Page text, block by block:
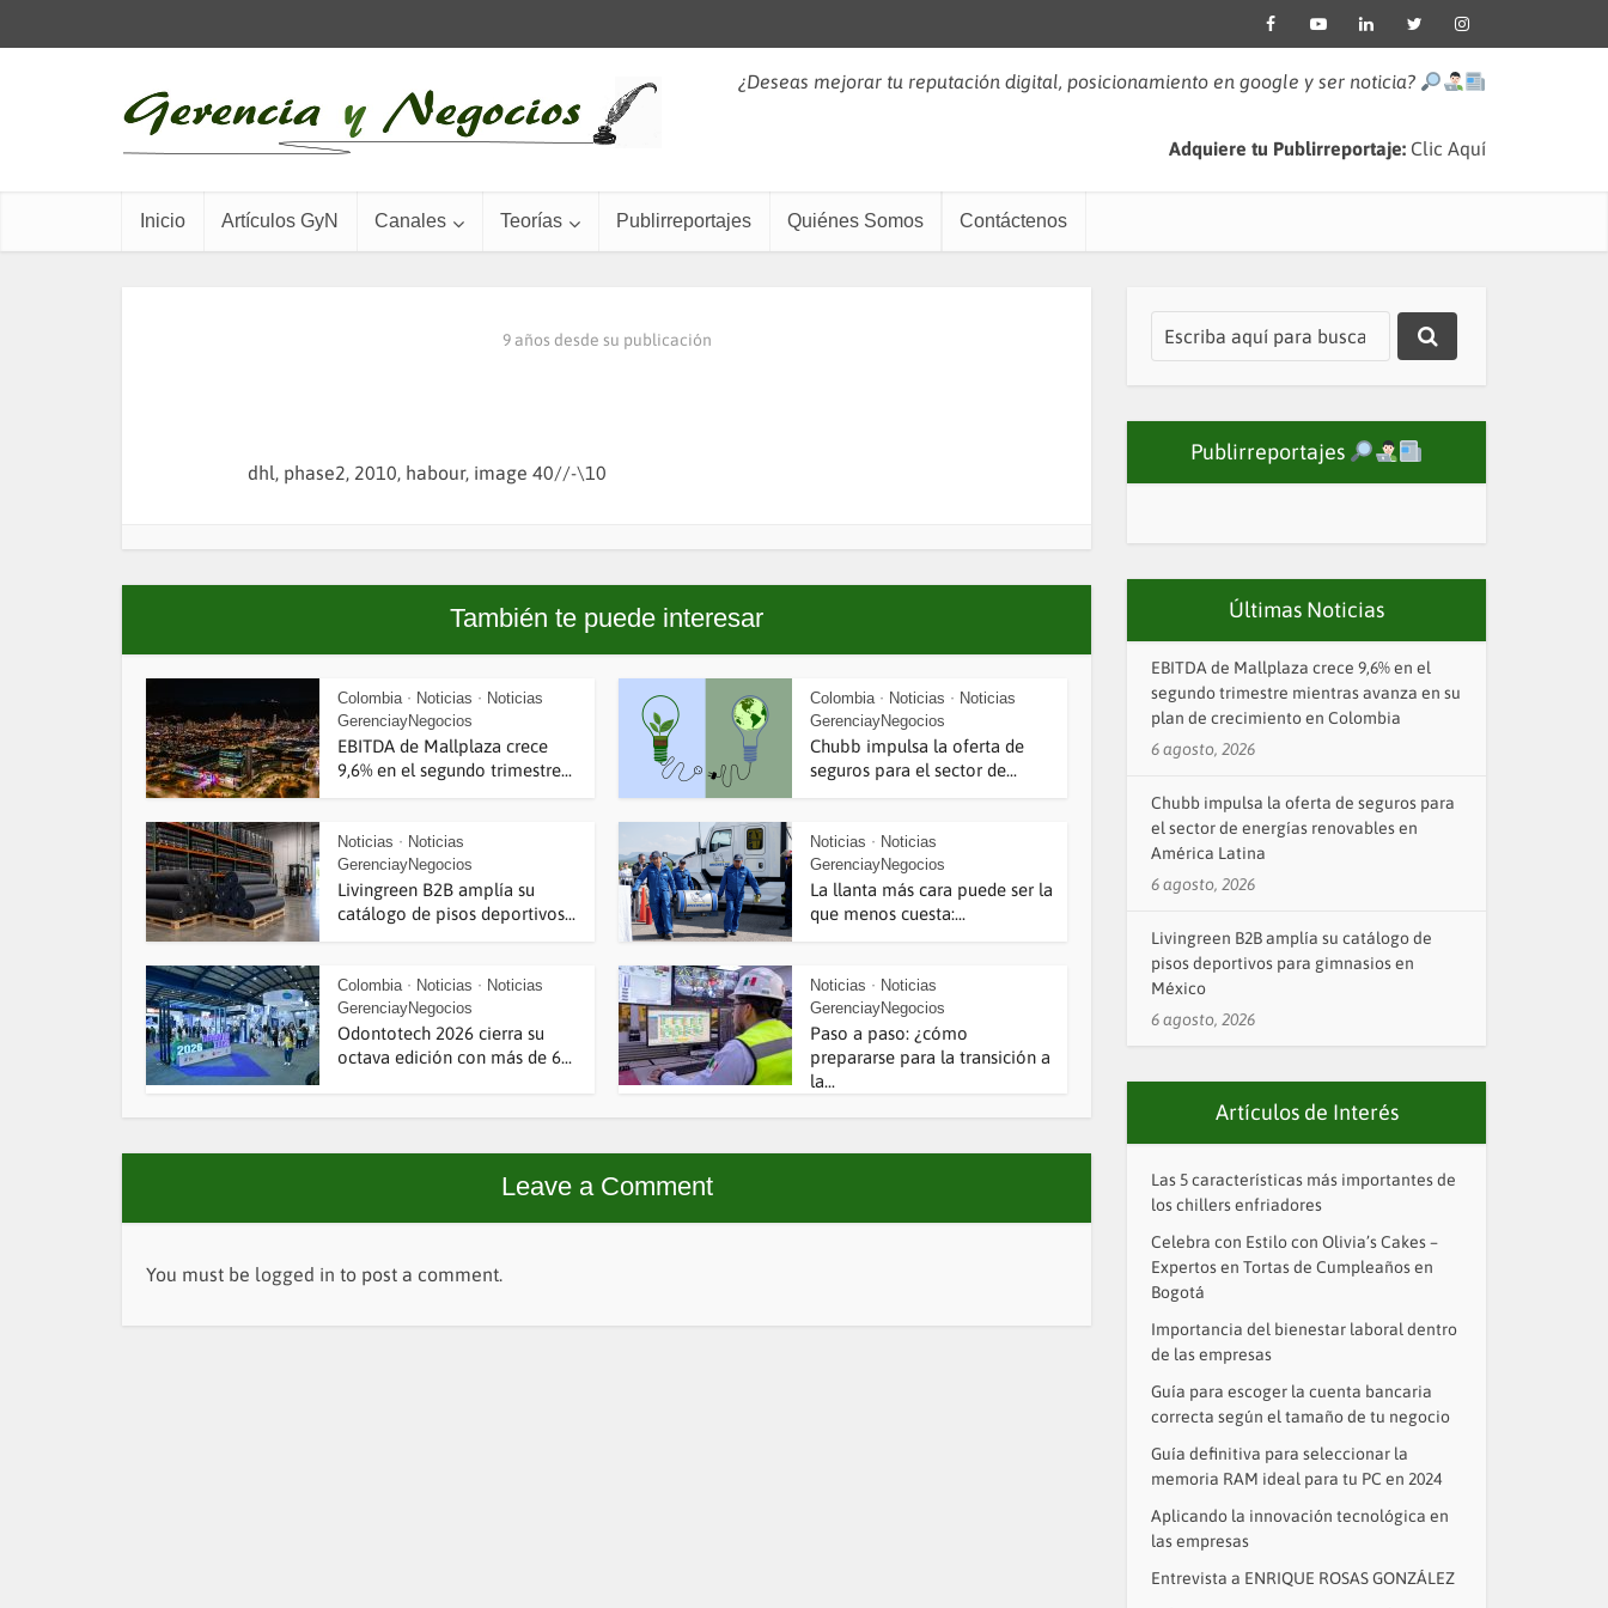
¿Deseas mejorar tu reputación digital, posicionamiento en google y ser noticia?
Adquiere tu Publirreportaje: Clic Aquí
Inicio Artículos GyN Canales Teorías Publirreportajes Quiénes Somos Contáctenos
9 años desde su publicación
dhl, phase2, 2010, habour, image 40//-\10
También te puede interesar
Colombia • Noticias • Noticias
GerenciayNegocios
EBITDA de Mallplaza crece
9,6% en el segundo trimestre...
Colombia • Noticias • Noticias
GerenciayNegocios
Chubb impulsa la oferta de
seguros para el sector de...
Noticias • Noticias
GerenciayNegocios
Livingreen B2B amplía su
catálogo de pisos deportivos...
Noticias • Noticias
GerenciayNegocios
La llanta más cara puede ser la
que menos cuesta:...
Colombia • Noticias • Noticias
GerenciayNegocios
Odontotech 2026 cierra su
octava edición con más de 6...
Noticias • Noticias
GerenciayNegocios
Paso a paso: ¿cómo
prepararse para la transición a
la...
Leave a Comment
You must be logged in to post a comment.
Publirreportajes
Últimas Noticias
EBITDA de Mallplaza crece 9,6% en el
segundo trimestre mientras avanza en su
plan de crecimiento en Colombia
6 agosto, 2026
Chubb impulsa la oferta de seguros para
el sector de energías renovables en
América Latina
6 agosto, 2026
Livingreen B2B amplía su catálogo de
pisos deportivos para gimnasios en
México
6 agosto, 2026
Artículos de Interés
Las 5 características más importantes de
los chillers enfriadores
Celebra con Estilo con Olivia’s Cakes –
Expertos en Tortas de Cumpleaños en
Bogotá
Importancia del bienestar laboral dentro
de las empresas
Guía para escoger la cuenta bancaria
correcta según el tamaño de tu negocio
Guía definitiva para seleccionar la
memoria RAM ideal para tu PC en 2024
Aplicando la innovación tecnológica en
las empresas
Entrevista a ENRIQUE ROSAS GONZÁLEZ